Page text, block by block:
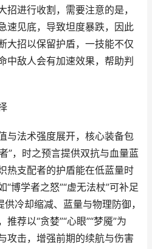
进行收割，需要注意的是，
速见底，导致坦度暴跌，因此
大招以保留护盾，一技能不仅
中敌人会有加速效果，帮助判
与法术强度展开，核心装备包
”，时之预言提供双抗与血量蓝
热支配者的护盾能在低蓝量时
博学者之怒”“虚无法杖”可补足
冷却缩减、蓝量与物理防御，
荐以“贪婪”“心眼”“梦魇”为
攻击，增强前期的续航与伤害